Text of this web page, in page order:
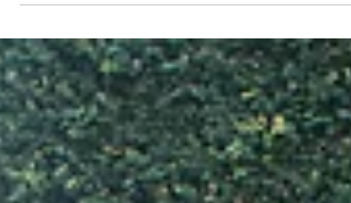
Climáticos e Cuidado: O papel das Mulheres do Sul
Global” reúne 23 autoras em reflexões sobre justiça
climática, saúde mental, agroecologia e o papel central
das mulheres na construção de futuros sustentáveis.
EXTREMOS CLIMÁTICOS, CUIDADOS Y SALUD MENTAL.
pape